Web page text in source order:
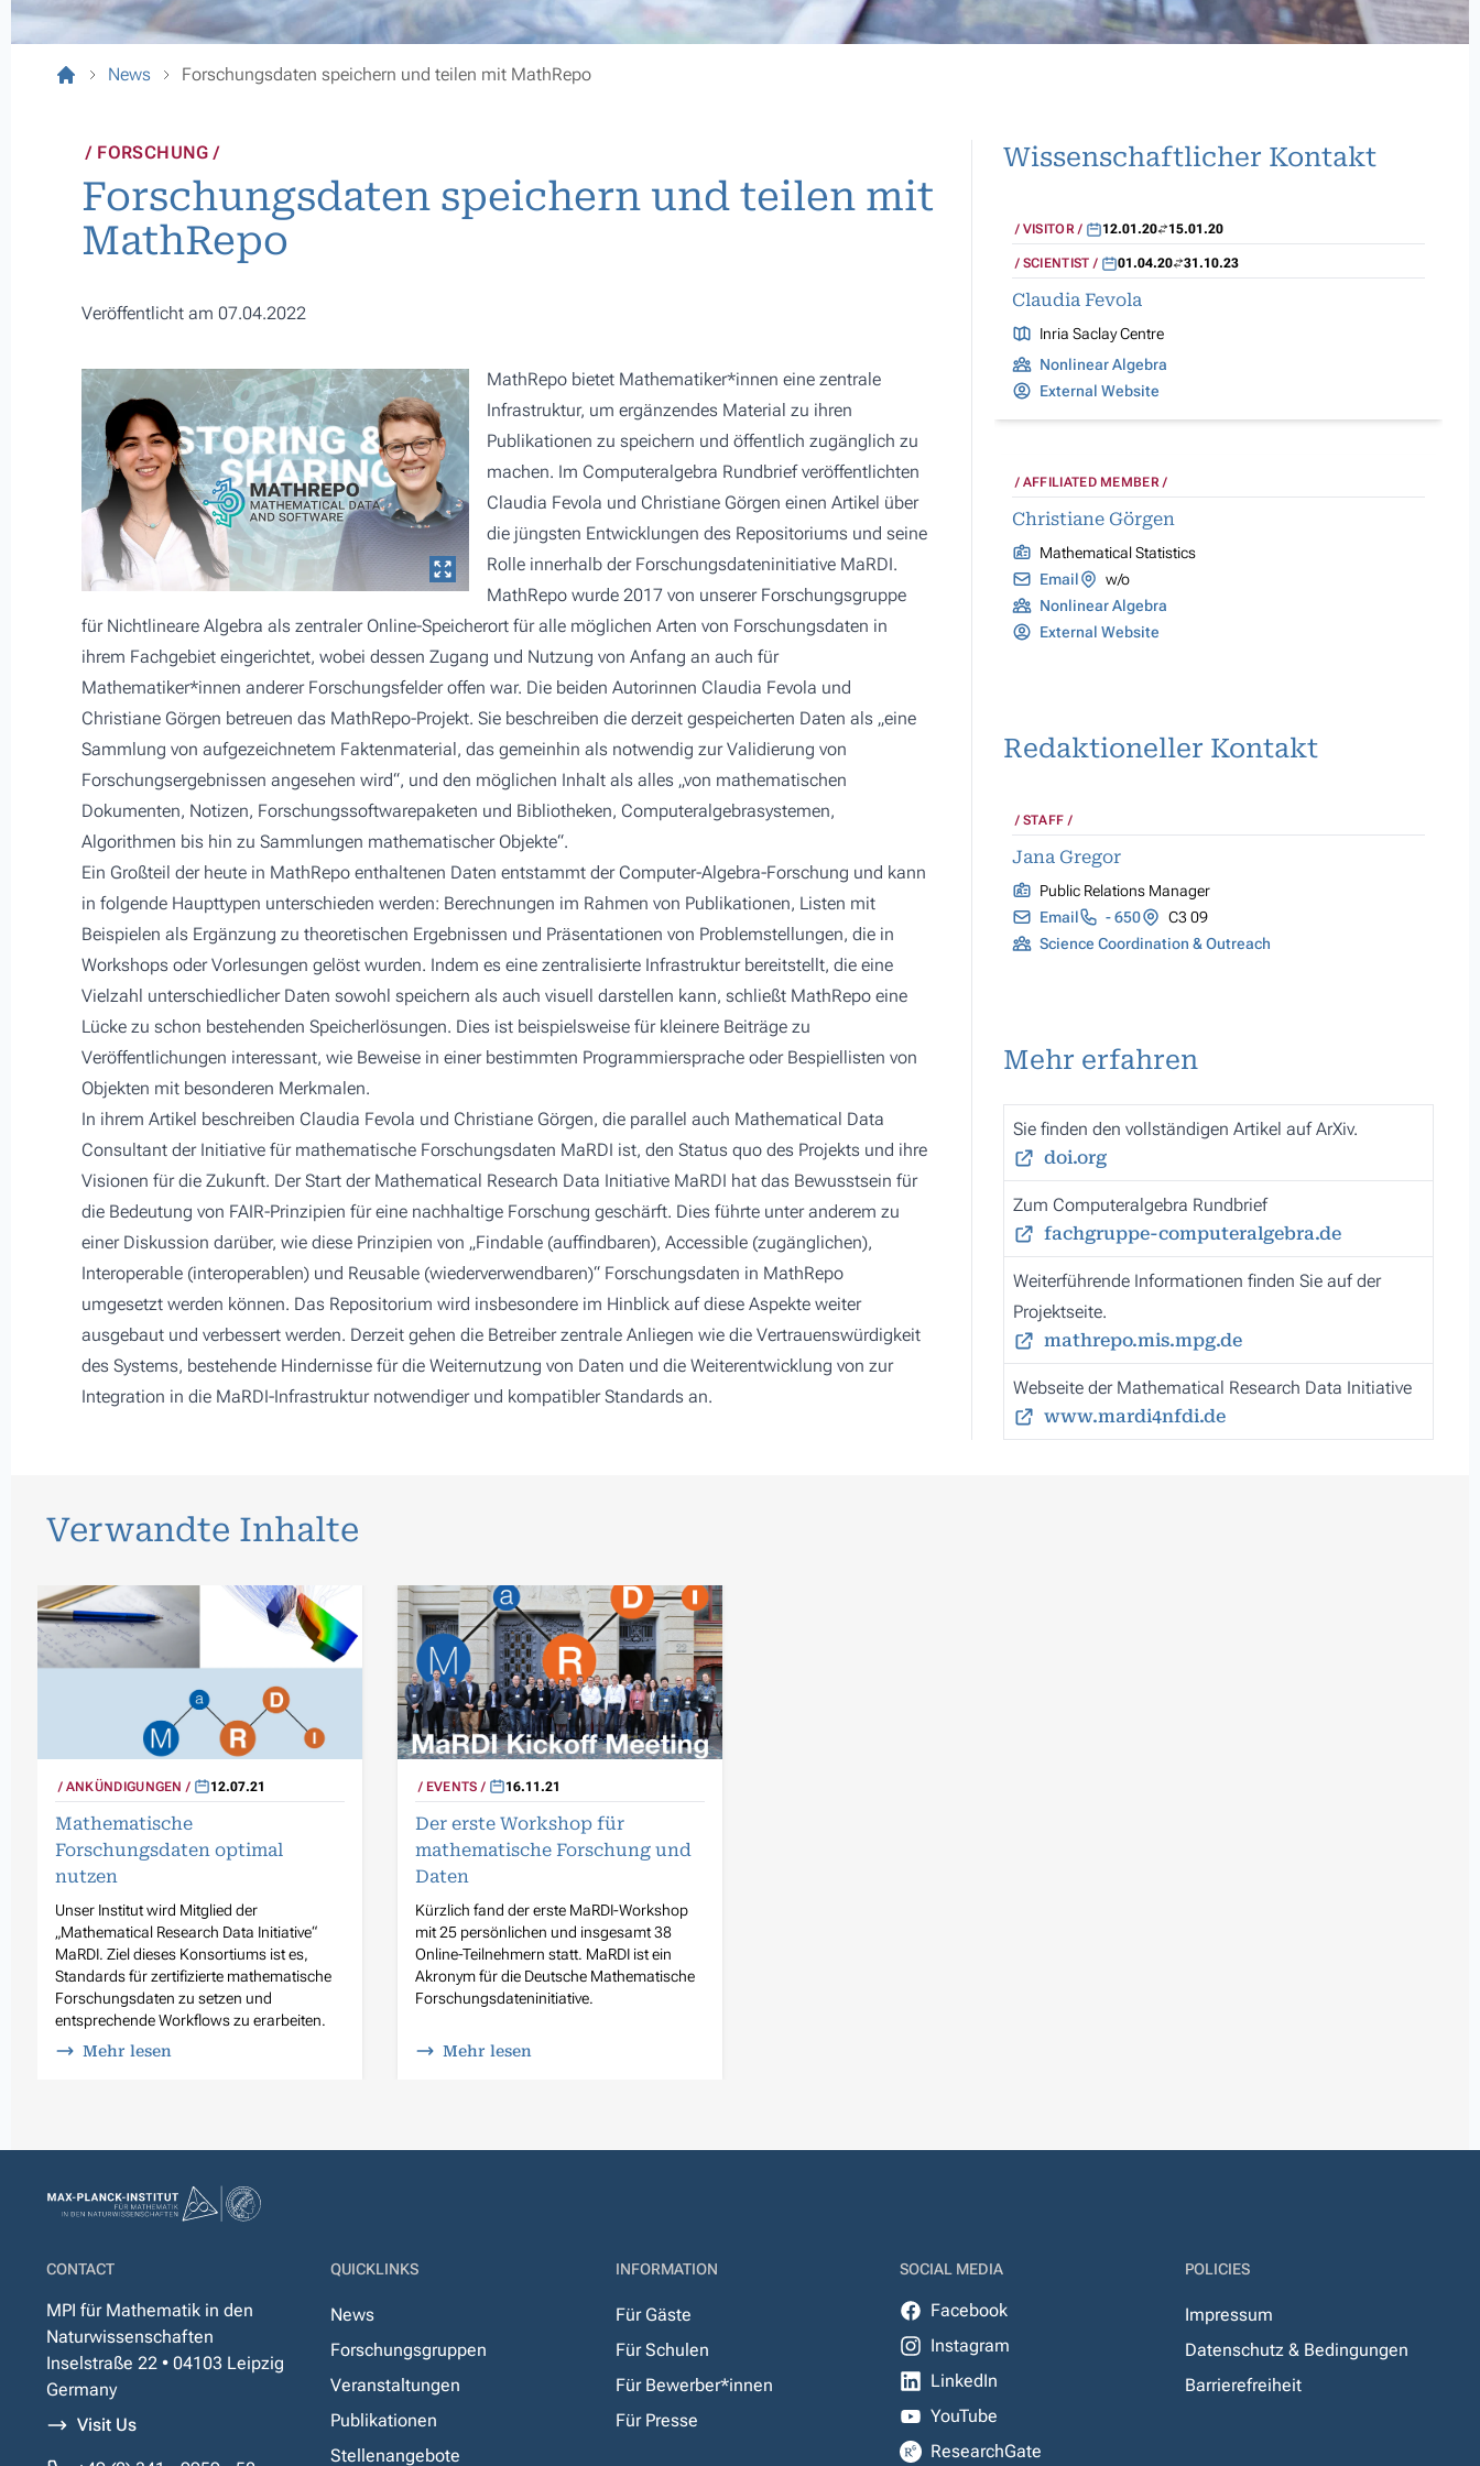
News Forschungsdaten speichern und teilen mit MathRepo
FORSCHUNG
Forschungsdaten speichern und teilen mit
MathRepo
Veröffentlicht am 07.04.2022
MathRepo bietet Mathematiker*innen eine zentrale
Infrastruktur, um ergänzendes Material zu ihren
Publikationen zu speichern und öffentlich zugänglich zu
machen. Im Computeralgebra Rundbrief veröffentlichten
Claudia Fevola und Christiane Görgen einen Artikel über
die jüngsten Entwicklungen des Repositoriums und seine
Rolle innerhalb der Forschungsdateninitiative MaRDI.
MathRepo wurde 2017 von unserer Forschungsgruppe
für Nichtlineare Algebra als zentraler Online-Speicherort für alle möglichen Arten von Forschungsdaten in
ihrem Fachgebiet eingerichtet, wobei dessen Zugang und Nutzung von Anfang an auch für
Mathematiker*innen anderer Forschungsfelder offen war. Die beiden Autorinnen Claudia Fevola und
Christiane Görgen betreuen das MathRepo-Projekt. Sie beschreiben die derzeit gespeicherten Daten als „eine
Sammlung von aufgezeichnetem Faktenmaterial, das gemeinhin als notwendig zur Validierung von
Forschungsergebnissen angesehen wird“, und den möglichen Inhalt als alles „von mathematischen
Dokumenten, Notizen, Forschungssoftwarepaketen und Bibliotheken, Computeralgebrasystemen,
Algorithmen bis hin zu Sammlungen mathematischer Objekte“.
Ein Großteil der heute in MathRepo enthaltenen Daten entstammt der Computer-Algebra-Forschung und kann
in folgende Haupttypen unterschieden werden: Berechnungen im Rahmen von Publikationen, Listen mit
Beispielen als Ergänzung zu theoretischen Ergebnissen und Präsentationen von Problemstellungen, die in
Workshops oder Vorlesungen gelöst wurden. Indem es eine zentralisierte Infrastruktur bereitstellt, die eine
Vielzahl unterschiedlicher Daten sowohl speichern als auch visuell darstellen kann, schließt MathRepo eine
Lücke zu schon bestehenden Speicherlösungen. Dies ist beispielsweise für kleinere Beiträge zu
Veröffentlichungen interessant, wie Beweise in einer bestimmten Programmiersprache oder Bespiellisten von
Objekten mit besonderen Merkmalen.
In ihrem Artikel beschreiben Claudia Fevola und Christiane Görgen, die parallel auch Mathematical Data
Consultant der Initiative für mathematische Forschungsdaten MaRDI ist, den Status quo des Projekts und ihre
Visionen für die Zukunft. Der Start der Mathematical Research Data Initiative MaRDI hat das Bewusstsein für
die Bedeutung von FAIR-Prinzipien für eine nachhaltige Forschung geschärft. Dies führte unter anderem zu
einer Diskussion darüber, wie diese Prinzipien von „Findable (auffindbaren), Accessible (zugänglichen),
Interoperable (interoperablen) und Reusable (wiederverwendbaren)“ Forschungsdaten in MathRepo
umgesetzt werden können. Das Repositorium wird insbesondere im Hinblick auf diese Aspekte weiter
ausgebaut und verbessert werden. Derzeit gehen die Betreiber zentrale Anliegen wie die Vertrauenswürdigkeit
des Systems, bestehende Hindernisse für die Weiternutzung von Daten und die Weiterentwicklung von zur
Integration in die MaRDI-Infrastruktur notwendiger und kompatibler Standards an.
Wissenschaftlicher Kontakt
VISITOR 12.01.20 15.01.20
SCIENTIST 01.04.20 31.10.23
Claudia Fevola
Inria Saclay Centre
Nonlinear Algebra
External Website
AFFILIATED MEMBER
Christiane Görgen
Mathematical Statistics
Email
w/o
Nonlinear Algebra
External Website
Redaktioneller Kontakt
STAFF
Jana Gregor
Public Relations Manager
Email
- 650
C3 09
Science Coordination & Outreach
Mehr erfahren
Sie finden den vollständigen Artikel auf ArXiv.
doi.org
Zum Computeralgebra Rundbrief
fachgruppe-computeralgebra.de
Weiterführende Informationen finden Sie auf der
Projektseite.
mathrepo.mis.mpg.de
Webseite der Mathematical Research Data Initiative
www.mardi4nfdi.de
Verwandte Inhalte
ANKÜNDIGUNGEN 12.07.21
Mathematische
Forschungsdaten optimal
nutzen
Unser Institut wird Mitglied der
„Mathematical Research Data Initiative“
MaRDI. Ziel dieses Konsortiums ist es,
Standards für zertifizierte mathematische
Forschungsdaten zu setzen und
entsprechende Workflows zu erarbeiten.
Mehr lesen
EVENTS 16.11.21
Der erste Workshop für
mathematische Forschung und
Daten
Kürzlich fand der erste MaRDI-Workshop
mit 25 persönlichen und insgesamt 38
Online-Teilnehmern statt. MaRDI ist ein
Akronym für die Deutsche Mathematische
Forschungsdateninitiative.
Mehr lesen
CONTACT
MPI für Mathematik in den
Naturwissenschaften
Inselstraße 22 • 04103 Leipzig
Germany
Visit Us
QUICKLINKS
News
Forschungsgruppen
Veranstaltungen
Publikationen
Stellenangebote
INFORMATION
Für Gäste
Für Schulen
Für Bewerber*innen
Für Presse
SOCIAL MEDIA
Facebook
Instagram
LinkedIn
YouTube
ResearchGate
POLICIES
Impressum
Datenschutz & Bedingungen
Barrierefreiheit